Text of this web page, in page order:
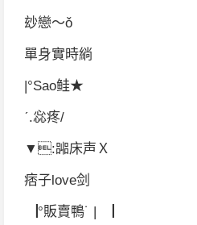
玅戀～ǒ
單身實時緔
|°Sao鲑★
ˊ.惢疼/
▼:嘂床声Ｘ
痞子love剑
▕°販賣鴨˙ | ▕